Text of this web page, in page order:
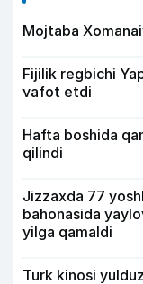
Mojtaba
Fijilik regbichi
vafot etdi
Hafta boshida
qilindi
Jizzaxda 77
bahonasida
yilga qamaldi
Turk kinosi